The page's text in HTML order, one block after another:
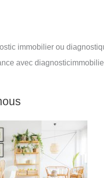
immobilier ou
avec